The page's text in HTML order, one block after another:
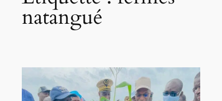
natangué